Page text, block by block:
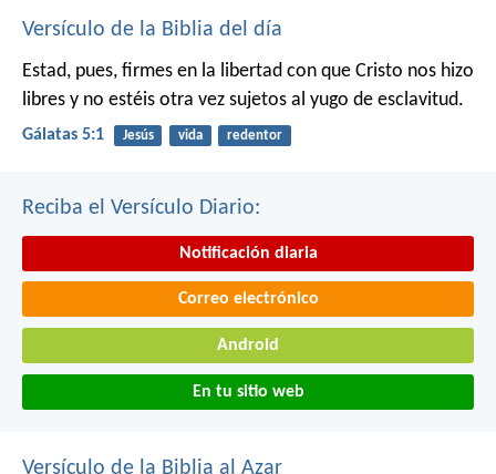
Versículo de la Biblia del día
Estad, pues, firmes en la libertad con que Cristo nos hizo
libres y no estéis otra vez sujetos al yugo de esclavitud.
Gálatas 5:1 Jesús vida redentor
Reciba el Versículo Diario:
Notificación diaria
Correo electrónico
Android
En tu sitio web
Versículo de la Biblia al Azar